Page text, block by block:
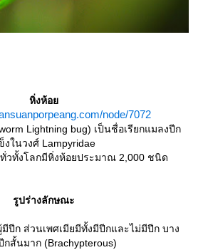
หิ่งห้อ
node/7072
Lightning bug) เป็นชื่อเรียกแมลงปีก
ในวงศ์ Lampyridae
วทั้งโลกมีหิ่งห้อยประมาณ 2,000 ชนิด
รูปร่างลักษณะ
ปีก ส่วนเพศเมียมีทั้งมีปีกและไม่มีปีก บาง
สั้นมาก (Brachypterous)